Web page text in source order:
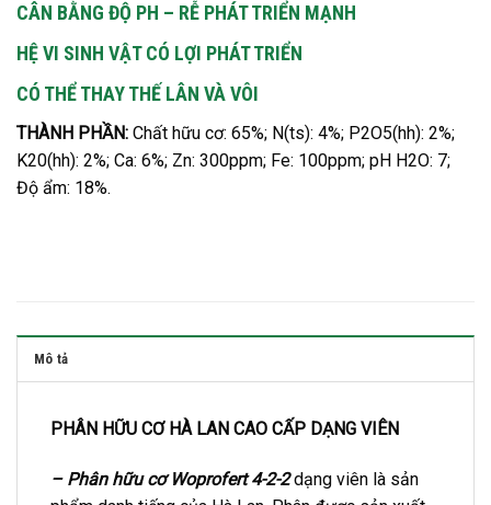
CÂN BẰNG ĐỘ PH – RỄ PHÁT TRIỂN MẠNH
HỆ VI SINH VẬT CÓ LỢI PHÁT TRIỂN
CÓ THỂ THAY THẾ LÂN VÀ VÔI
THÀNH PHẦN: Chất hữu cơ: 65%; N(ts): 4%; P2O5(hh): 2%;
K20(hh): 2%; Ca: 6%; Zn: 300ppm; Fe: 100ppm; pH H2O: 7;
Độ ẩm: 18%.
Mô tả
PHÂN HỮU CƠ HÀ LAN CAO CẤP DẠNG VIÊN
– Phân hữu cơ Woprofert 4-2-2dạng viên là sản